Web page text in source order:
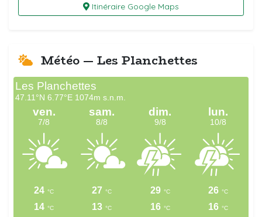
Itinéraire Google Maps
Météo — Les Planchettes